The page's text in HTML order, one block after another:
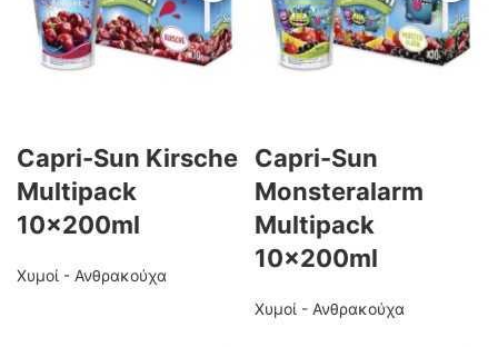
Capri-Sun Kirsche
Multipack
10x200ml
Χυμοί - Ανθρακούχα
Capri-Sun
Monsteralarm
Multipack
10x200ml
Χυμοί - Ανθρακούχα